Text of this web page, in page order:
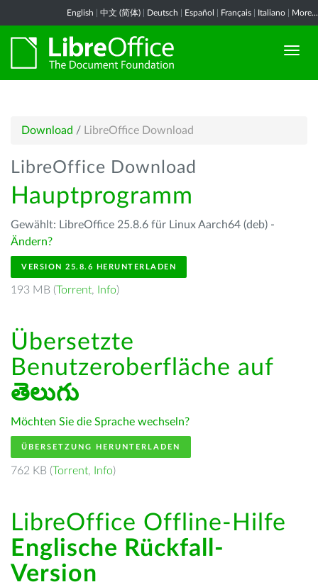
English 中文 (简体) Deutsch Español Français Italiano More...
Download / LibreOffice Download
LibreOffice Download
Hauptprogramm
Gewählt: LibreOffice 25.8.6 für Linux Aarch64 (deb) -
Ändern?
VERSION 25.8.6 HERUNTERLADEN
193 MB (Torrent, Info)
Übersetzte
Benutzeroberfläche auf
తెలుగు
Möchten Sie die Sprache wechseln?
ÜBERSETZUNG HERUNTERLADEN
762 KB (Torrent, Info)
LibreOffice Offline-Hilfe
Englische Rückfall-
Version